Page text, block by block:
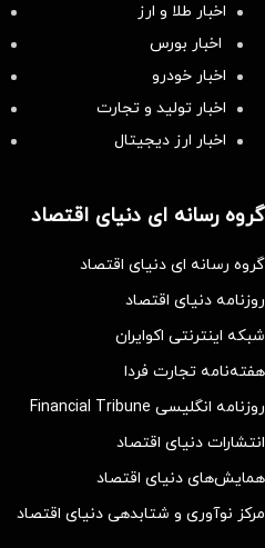
اخبار طلا و ارز
اخبار بورس
اخبار خودرو
اخبار تولید و تجارت
اخبار ارز دیجیتال
گروه رسانه ای دنیای اقتصاد
گروه رسانه ای دنیای اقتصاد
روزنامه دنیای اقتصاد
شبکه اینترنتی اکوایران
هفته‌نامه تجارت فردا
روزنامه انگلیسی Financial Tribune
انتشارات دنیای اقتصاد
همایش‌های دنیای اقتصاد
مرکز نوآوری و شتابدهی دنیای اقتصاد